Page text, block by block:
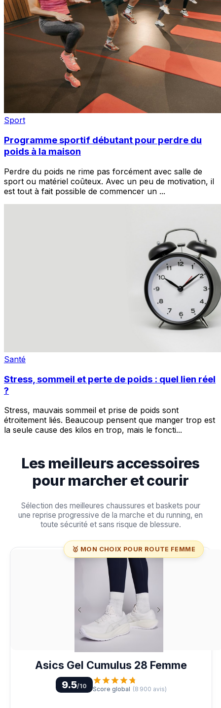
Sport
Programme sportif débutant pour perdre du
poids à la maison
Perdre du poids ne rime pas forcément avec salle de
sport ou matériel coûteux. Avec un peu de motivation, il
est tout à fait possible de commencer un ...
Santé
Stress, sommeil et perte de poids : quel lien réel
?
Stress, mauvais sommeil et prise de poids sont
étroitement liés. Beaucoup pensent que manger trop est
la seule cause des kilos en trop, mais le foncti...
Les meilleurs accessoires
pour marcher et courir
Sélection des meilleures chaussures et baskets pour
une reprise progressive de la marche et du running, en
toute sécurité et sans risque de blessure.
🥇 MON CHOIX POUR ROUTE FEMME
Asics Gel Cumulus 28 Femme
9.5/10 Score global (8 900 avis)